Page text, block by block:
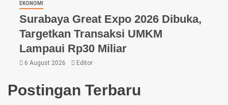
EKONOMI
Surabaya Great Expo 2026 Dibuka,
Targetkan Transaksi UMKM
Lampaui Rp30 Miliar
6 August 2026 Editor
Postingan Terbaru